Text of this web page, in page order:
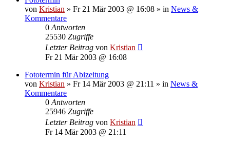
von Kristian » Fr 21 Mär 2003 @ 16:08 » in News &
Kommentare
0 Antworten
25530 Zugriffe
Letzter Beitrag von Kristian
Fr 21 Mär 2003 @ 16:08
Fototermin für Abizeitung
von Kristian » Fr 14 Mär 2003 @ 21:11 » in News &
Kommentare
0 Antworten
25946 Zugriffe
Letzter Beitrag von Kristian
Fr 14 Mär 2003 @ 21:11